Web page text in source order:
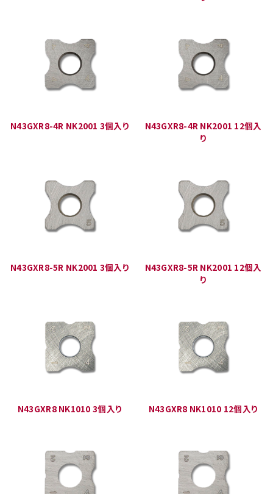
N43GXR8-4R NK2001 3個入り
N43GXR8-4R NK2001 12個入
り
N43GXR8-5R NK2001 3個入り
N43GXR8-5R NK2001 12個入
り
N43GXR8 NK1010 3個入り N43GXR8 NK1010 12個入り